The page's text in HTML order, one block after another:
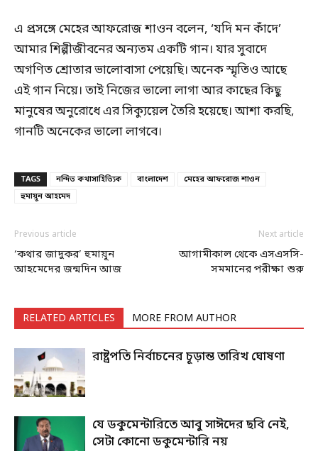
এ প্রসঙ্গে মেহের আফরোজ শাওন বলেন, ‘যদি মন কাঁদে’
আমার শিল্পীজীবনের অন্যতম একটি গান। যার সুবাদে
অগণিত শ্রোতার ভালোবাসা পেয়েছি। অনেক স্মৃতিও আছে
এই গান নিয়ে। তাই নিজের ভালো লাগা আর কাছের কিছু
মানুষের অনুরোধে এর সিক্যুয়েল তৈরি হয়েছে। আশা করছি,
গানটি অনেকের ভালো লাগবে।
TAGS নন্দিত কথাসাহিত্যিক বাংলাদেশ
মেহের আফরোজ শাওন
হুমায়ূন আহমেদ
Previous article
‘কথার জাদুকর’ হুমায়ূন
আহমেদের জন্মদিন আজ
Next article
আগামীকাল থেকে এসএসসি-
সমমানের পরীক্ষা শুরু
RELATED ARTICLES MORE FROM AUTHOR
রাষ্ট্রপতি নির্বাচনের চূড়ান্ত তারিখ ঘোষণা
যে ডকুমেন্টারিতে আবু সাঈদের ছবি নেই,
সেটা কোনো ডকুমেন্টারি নয়